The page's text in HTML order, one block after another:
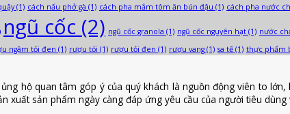
(1) cách nấu phở gà (1) cách pha mắm tôm ăn bún đậu (1) cách pha nước
ngũ cốc (2) ngũ cốc granola (1) ngũ cốc nguyên hạt (1) nước
ngâm tỏi đen (1) rượu tỏi (1) rượu tỏi đen (1) rượu vang (1) sa tế (1) thực phẩm
hộ quan tâm góp ý của quý khách là nguồn động viên to
xuất sản phẩm ngày càng đáp ứng yêu cầu của người tiêu dùng